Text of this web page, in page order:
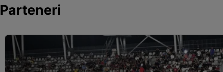
Parteneri